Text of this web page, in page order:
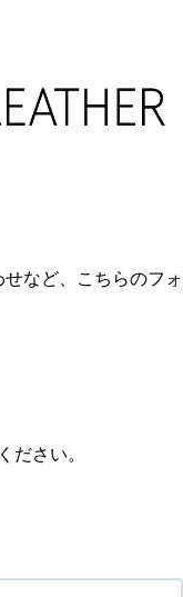
など、こちらのフォ
ださい。